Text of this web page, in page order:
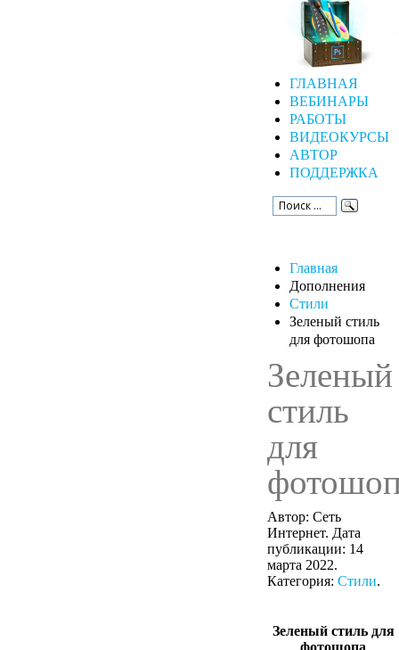
ГЛАВНАЯ
ВЕБИНАРЫ
РАБОТЫ
ВИДЕОКУРСЫ
АВТОР
ПОДДЕРЖКА
Главная
Дополнения
Стили
Зеленый стиль
для фотошопа
Зеленый
стиль
для
Автор: Сеть
Интернет. Дата
публикации: 14
марта 2022.
Категория: Стили.
Зеленый стиль для
фотошопа